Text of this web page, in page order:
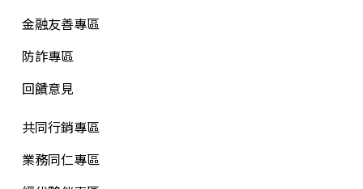
金融友善專區
防詐專區
回饋意見
共同行銷專區
業務同仁專區